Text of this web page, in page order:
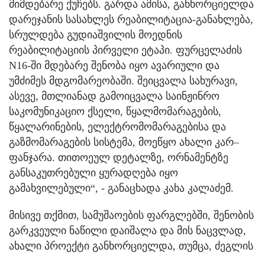
მიმდებარე ქუჩებს. გარდა ამისა, განხორციელდა
დარეჯანის სასახლეს რეაბილიტაცია-განახლება,
სრულდება გუდიაშვილის მოედნის
რეაბილიტაციის პირველი ეტაპი. ფურცელაძის
N16-ში მდებარე შენობა იყო ავარიული და
უმძიმეს მდგომარეობაში. შეიცვალა სახურავი,
ასევე, მთლიანად გამოიცვალა საინჟინრო
საკომუნიკაციო ქსელი, წყალმომარაგების,
წყალარინების, ელექტრომომარაგებისა და
გაზმომარაგების სისტემა, მოეწყო ახალი კარ–
ფანჯარა. თითოეულ დეტალზე, ორნამენტზე
განსაკუთრებული ყურადღება იყო
გამახვილებული“, - განაცხადა კახა კალაძემ.
მისივე თქმით, სამუშაოების ფარგლებში, შენობის
გარკვეული ნაწილი დაიშალა და მის ნაცვლად,
ახალი პროექტი განხორციელდა, თუმცა, ძეგლის